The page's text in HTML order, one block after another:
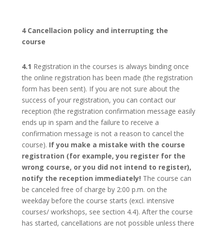
4 Cancellacion policy and interrupting the
course
4.1 Registration in the courses is always binding once
the online registration has been made (the registration
form has been sent). If you are not sure about the
success of your registration, you can contact our
reception (the registration confirmation message easily
ends up in spam and the failure to receive a
confirmation message is not a reason to cancel the
course). If you make a mistake with the course
registration (for example, you register for the
wrong course, or you did not intend to register),
notify the reception immediately! The course can
be canceled free of charge by 2:00 p.m. on the
weekday before the course starts (excl. intensive
courses/ workshops, see section 4.4). After the course
has started, cancellations are not possible unless there